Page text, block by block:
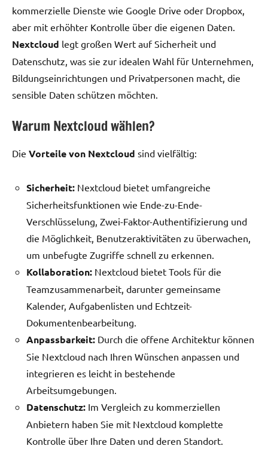
kommerzielle Dienste wie Google Drive oder Dropbox,
aber mit erhöhter Kontrolle über die eigenen Daten.
Nextcloud legt großen Wert auf Sicherheit und
Datenschutz, was sie zur idealen Wahl für Unternehmen,
Bildungseinrichtungen und Privatpersonen macht, die
sensible Daten schützen möchten.
Warum Nextcloud wählen?
Die Vorteile von Nextcloud sind vielfältig:
Sicherheit: Nextcloud bietet umfangreiche
Sicherheitsfunktionen wie Ende-zu-Ende-
Verschlüsselung, Zwei-Faktor-Authentifizierung und
die Möglichkeit, Benutzeraktivitäten zu überwachen,
um unbefugte Zugriffe schnell zu erkennen.
Kollaboration: Nextcloud bietet Tools für die
Teamzusammenarbeit, darunter gemeinsame
Kalender, Aufgabenlisten und Echtzeit-
Dokumentenbearbeitung.
Anpassbarkeit: Durch die offene Architektur können
Sie Nextcloud nach Ihren Wünschen anpassen und
integrieren es leicht in bestehende
Arbeitsumgebungen.
Datenschutz: Im Vergleich zu kommerziellen
Anbietern haben Sie mit Nextcloud komplette
Kontrolle über Ihre Daten und deren Standort.